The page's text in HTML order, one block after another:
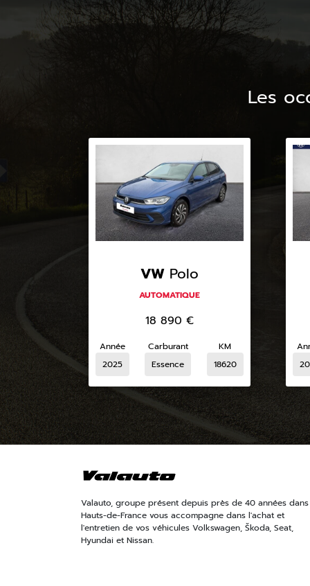
Les
VW Polo
AUTOMATIQUE
18 890 €
Année
2025
Carburant
Essence
KM
18620
Valauto, groupe présent depuis près de 40 années
Hauts-de-France vous accompagne dans l'achat et
l'entretien de vos véhicules Volkswagen, Škoda, Seat,
Hyundai et Nissan.